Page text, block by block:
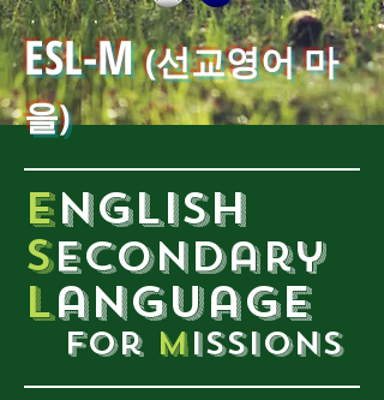
ESL-M (선교영어 마
을)
English
Secondary
Language
for Missions